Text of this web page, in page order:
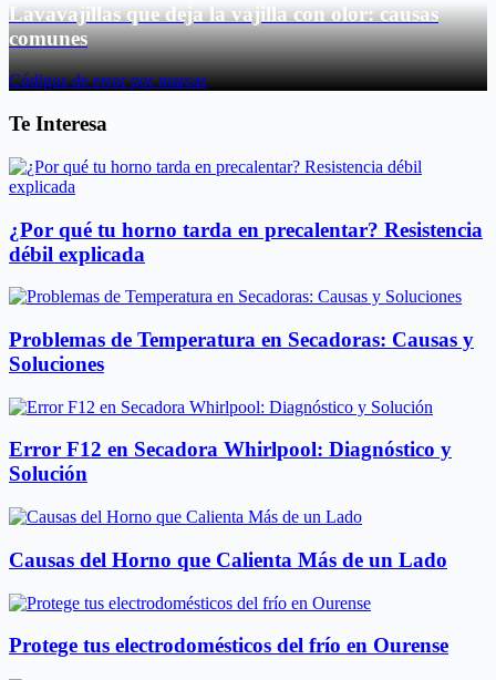
Lavavajillas que deja la vajilla con olor: causas
comunes
Códigos de error por marcas
Te Interesa
¿Por qué tu horno tarda en precalentar? Resistencia
débil explicada
Problemas de Temperatura en Secadoras: Causas y
Soluciones
Error F12 en Secadora Whirlpool: Diagnóstico y
Solución
Causas del Horno que Calienta Más de un Lado
Protege tus electrodomésticos del frío en Ourense